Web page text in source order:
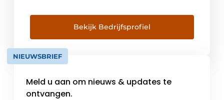
streeft steeds naar efficiënte, kwaliteitsvolle
en optimaal functionerende technische
oplossingen in een installatie. Daardoor
voldoen systemen perfect aan de
verwachtingen. De productie en
Constante ontwikkeling, vernieuwing en […]
Bekijk Bedrijfsprofiel
NIEUWSBRIEF
Meld u aan om nieuws & updates te
ontvangen.